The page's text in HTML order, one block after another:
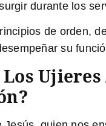
durante los
de orden,
su